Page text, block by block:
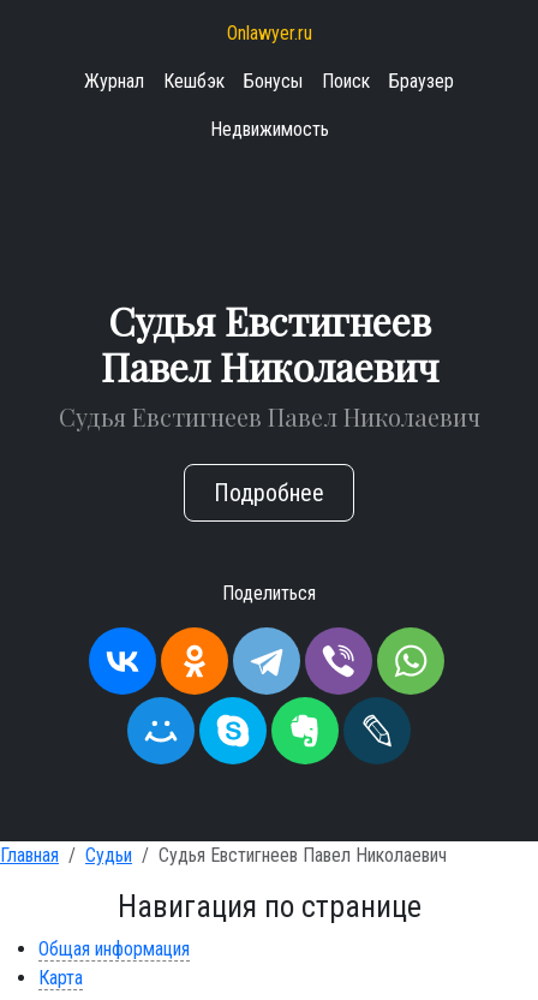
Onlawyer.ru
Журнал Кешбэк Бонусы Поиск Браузер
Недвижимость
Судья Евстигнеев
Павел Николаевич
Судья Евстигнеев Павел Николаевич
Подробнее
Поделиться
Главная Судьи Судья Евстигнеев Павел Николаевич
Навигация по странице
Общая информация
Карта